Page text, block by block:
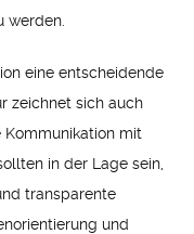
werden.
eine entscheidende
zeichnet sich auch
Kommunikation mit
in der Lage sein,
transparente
und